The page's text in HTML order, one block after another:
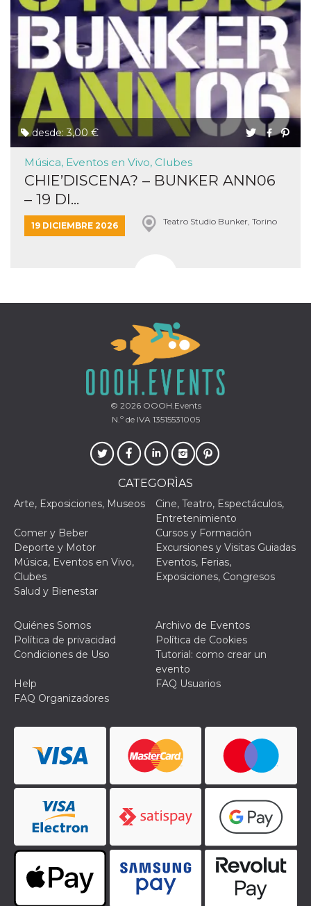
desde: 3,00 €
Música, Eventos en Vivo, Clubes
CHIE’DISCENA? – BUNKER ANN06
– 19 DI...
19 DICIEMBRE 2026 Teatro Studio Bunker, Torino
© 2026OOOH.Events
N.º de IVA 13515531005
CATEGORÌAS
Arte, Exposiciones, Museos
Cine, Teatro, Espectáculos,
Entretenimiento
Comer y Beber
Cursos y Formación
Deporte y Motor
Excursiones y Visitas Guiadas
Música, Eventos en Vivo,
Clubes
Eventos, Ferias,
Exposiciones, Congresos
Salud y Bienestar
Quiénes Somos
Archivo de Eventos
Política de privacidad
Política de Cookies
Condiciones de Uso
Tutorial: como crear un
evento
Help
FAQ Usuarios
FAQ Organizadores